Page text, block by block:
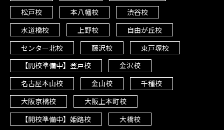
松戸校
本八幡校
渋谷校
水道橋校
上野校
自由が丘校
センター北校
藤沢校
東戸塚校
【開校準備中】登戸校
金沢校
名古屋本山校
金山校
千種校
大阪京橋校
大阪上本町校
【開校準備中】姫路校
大橋校